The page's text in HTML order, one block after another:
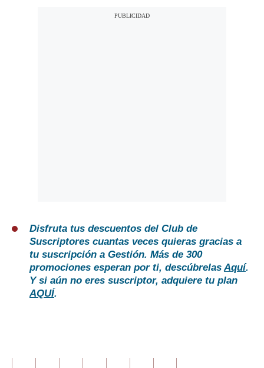
Disfruta tus descuentos del Club de
Suscriptores cuantas veces quieras gracias a
tu suscripción a Gestión. Más de 300
promociones esperan por ti, descúbrelasAquí.
Y si aún no eres suscriptor, adquiere tu plan
AQUÍ.